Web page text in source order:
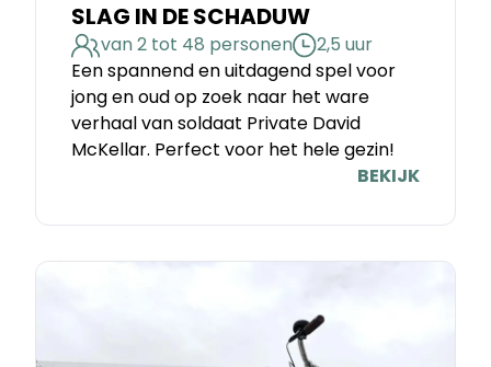
SLAG IN DE SCHADUW
van 2 tot 48 personen
2,5 uur
Een spannend en uitdagend spel voor
jong en oud op zoek naar het ware
verhaal van soldaat Private David
McKellar. Perfect voor het hele gezin!
BEKIJK